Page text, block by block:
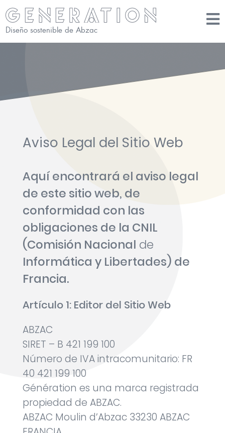
Diseño sostenible de Abzac
Aviso Legal del Sitio Web
Aquí encontrará el aviso legal
de este sitio web, de
conformidad con las
obligaciones de la CNIL
(Comisión Nacional de
Informática y Libertades) de
Francia.
Artículo 1: Editor del Sitio Web
ABZAC
SIRET – B 421 199 100
Número de IVA intracomunitario: FR
40 421 199 100
Génération es una marca registrada
propiedad de ABZAC.
ABZAC Moulin d’Abzac 33230 ABZAC